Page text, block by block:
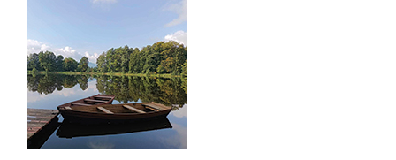
in
Westpolen“